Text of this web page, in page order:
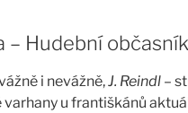
– Hudební
i nevážně,J. Reindl –
varhany u františkánů